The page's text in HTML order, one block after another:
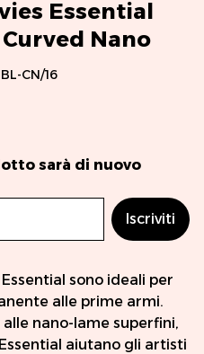
Essential
Nano
CN/16
sarà di nuovo
Iscriviti
sono ideali per
alle prime armi.
nano-lame superfini,
aiutano gli artisti